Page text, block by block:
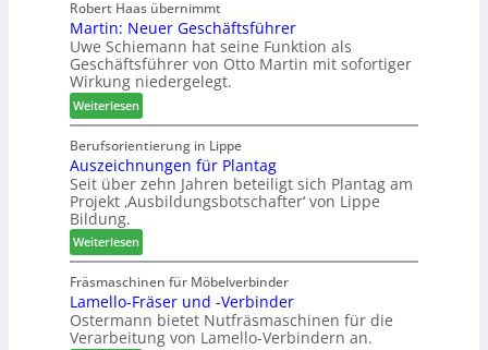
h
ö
n
e
r
u
r
a
u
m
-
S
o
r
t
i
m
e
n
t
o
m
a
g
l
ä
d
t
z
u
m
r
e
f
f
e
i
Robert Haas übernimmt
Martin: Neuer Geschäftsführer
Uwe Schiemann hat seine Funktion als
Geschäftsführer von Otto Martin mit sofortiger
Wirkung niedergelegt.
Weiterlesen:
M
a
r
t
i
:
N
e
u
e
r
Berufsorientierung in Lippe
Auszeichnungen für Plantag
Seit über zehn Jahren beteiligt sich Plantag am
Projekt ‚Ausbildungsbotschafter‘ von Lippe
Bildung.
Weiterlesen:
A
u
s
z
e
Fräsmaschinen für Möbelverbinder
Lamello-Fräser und -Verbinder
Ostermann bietet Nutfräsmaschinen für die
Verarbeitung von Lamello-Verbindern an.